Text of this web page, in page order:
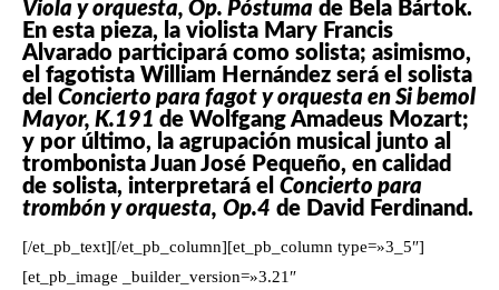
Viola y orquesta, Op. Póstuma de Bela Bártok.
En esta pieza, la violista Mary Francis
Alvarado participará como solista; asimismo,
el fagotista William Hernández será el solista
del Concierto para fagot y orquesta en Si bemol
Mayor, K.191 de Wolfgang Amadeus Mozart;
y por último, la agrupación musical junto al
trombonista Juan José Pequeño, en calidad
de solista, interpretará el Concierto para
trombón y orquesta, Op.4 de David Ferdinand.
[/et_pb_text][/et_pb_column][et_pb_column type=»3_5″]
[et_pb_image _builder_version=»3.21″